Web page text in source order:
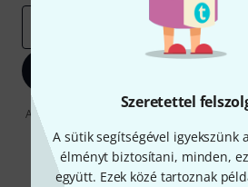
Szeretettel
A sütik segítségével igyekszünk
élményt biztosítani, minden,
együtt. Ezek közé tartoznak
A "Bejelentkezés" gombra kattintva
önnek hirdetéseket. Bármikor leiratkozhat
információkat azdata protection
* Kitöltés